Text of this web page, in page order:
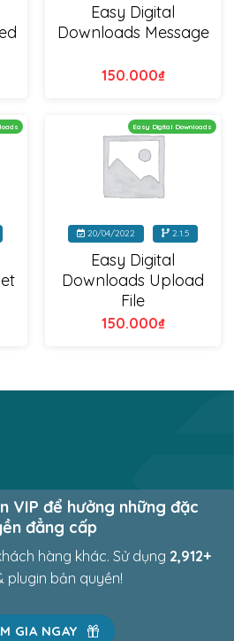
Easy Digital
Downloads Message
150.000₫
Easy Digital Downloads
20/04/2022 2.1.5
Easy Digital
Downloads Upload
File
150.000₫
VIP để hưởng những đặc
đẳng cấp
hàng khác. Sử dụng 2,969+
plugin bản quyền!
GIA NGAY